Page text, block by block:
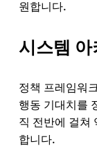
원합니다.
시스템
정책 프레임워
행동 기대치를
직 전반에 걸쳐
합니다.